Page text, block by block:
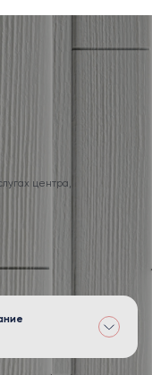
центра,